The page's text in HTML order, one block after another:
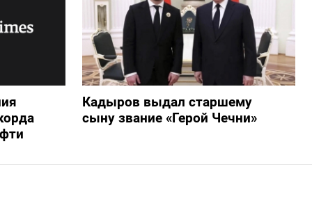
Кадыров выдал старшему
сыну звание «Герой Чечни»